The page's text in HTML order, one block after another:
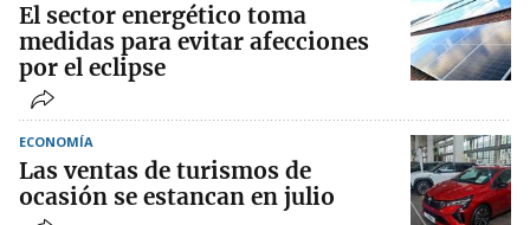
El sector energético toma
medidas para evitar afecciones
por el eclipse
ECONOMÍA
Las ventas de turismos de
ocasión se estancan en julio